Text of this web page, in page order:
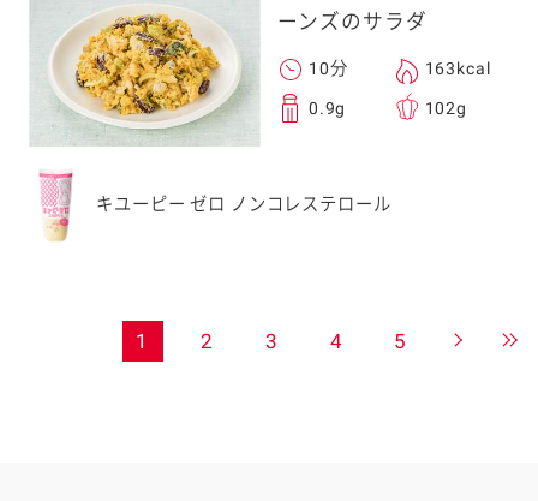
ーンズのサラダ
10分 163kcal
0.9g 102g
キユーピー ゼロ ノンコレステロール
1 2 3 4 5